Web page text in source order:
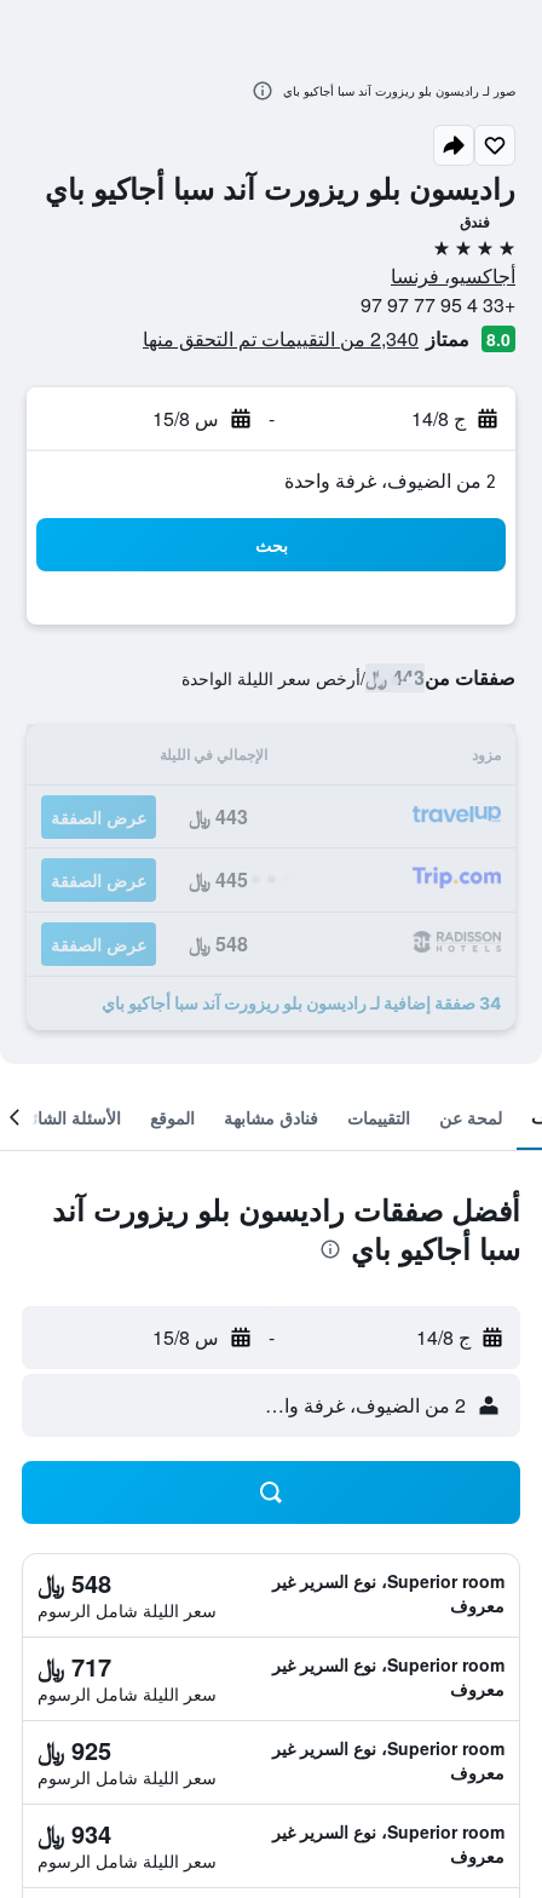
راديسون بلو ريزورت آند سبا أجاكيو باي
فندق
4 نجوم
أجاكسيو، فرنسا
+33 4 95 77 97 97
8.0 ممتاز 2,340 من التقييمات تم التحقق منها
ج 14/8 - س 15/8
2 من الضيوف، غرفة واحدة
بحث
صفقات من443 ﷼ /أرخص سعر الليلة الواحدة
مزود الإجمالي في الليلة
443 ﷼ عرض الصفقة
445 ﷼ عرض الصفقة
548 ﷼ عرض الصفقة
34 صفقة إضافية لـ راديسون بلو ريزورت آند سبا أجاكيو باي
صور لـ راديسون بلو ريزورت آند سبا أجاكيو باي
لمحة عن التقييمات فنادق مشابهة الموقع الأسئلة الشائعة
أفضل صفقات راديسون بلو ريزورت آند
سبا أجاكيو باي
ج 14/8 - س 15/8
2 من الضيوف، غرفة واحدة
Superior room، نوع السرير غير
معروف
548 ﷼
سعر الليلة شامل الرسوم
Superior room، نوع السرير غير
معروف
717 ﷼
سعر الليلة شامل الرسوم
Superior room، نوع السرير غير
معروف
925 ﷼
سعر الليلة شامل الرسوم
Superior room، نوع السرير غير
معروف
934 ﷼
سعر الليلة شامل الرسوم